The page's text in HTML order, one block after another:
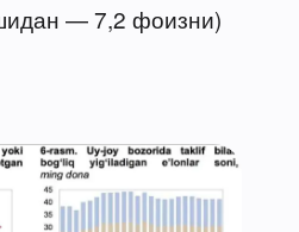
— 7,2 фоизни)